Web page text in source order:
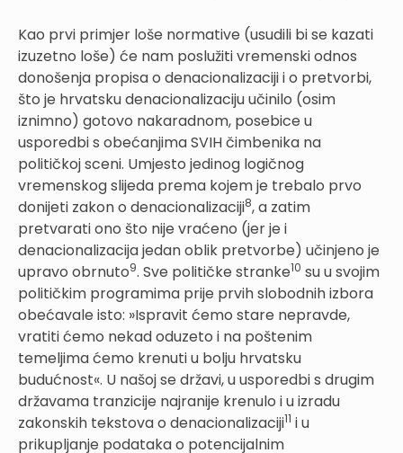
Kao prvi primjer loše normative (usudili bi se kazati
izuzetno loše) će nam poslužiti vremenski odnos
donošenja propisa o denacionalizaciji i o pretvorbi,
što je hrvatsku denacionalizaciju učinilo (osim
iznimno) gotovo nakaradnom, posebice u
usporedbi s obećanjima SVIH čimbenika na
političkoj sceni. Umjesto jedinog logičnog
vremenskog slijeda prema kojem je trebalo prvo
donijeti zakon o denacionalizaciji8, a zatim
pretvarati ono što nije vraćeno (jer je i
denacionalizacija jedan oblik pretvorbe) učinjeno je
upravo obrnuto9. Sve političke stranke10 su u svojim
političkim programima prije prvih slobodnih izbora
obećavale isto: »Ispravit ćemo stare nepravde,
vratiti ćemo nekad oduzeto i na poštenim
temeljima ćemo krenuti u bolju hrvatsku
budućnost«. U našoj se državi, u usporedbi s drugim
državama tranzicije najranije krenulo i u izradu
zakonskih tekstova o denacionalizaciji11 i u
prikupljanje podataka o potencijalnim